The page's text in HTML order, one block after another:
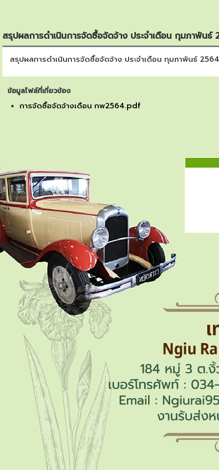
สรุปผลการดำเนินการจัดซื้อจัดจ้าง ประจำเดือน กุมภาพันธ์
สรุปผลการดำเนินการจัดซื้อจัดจ้าง ประจำเดือน กุมภาพันธ์ 2564
ข้อมูลไฟล์ที่เกี่ยวข้อง
การจัดซื้อจัดจ้างเดือน กพ2564.pdf